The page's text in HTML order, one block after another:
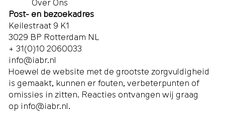
Post- en bezoekadres
Keilestraat 9 K1
3029 BP Rotterdam NL
+ 31(0)10 2060033
info@iabr.nl
Hoewel de website met de grootste zorgvuldigheid
is gemaakt, kunnen er fouten, verbeterpunten of
omissies in zitten. Reacties ontvangen wij graag
op info@iabr.nl.